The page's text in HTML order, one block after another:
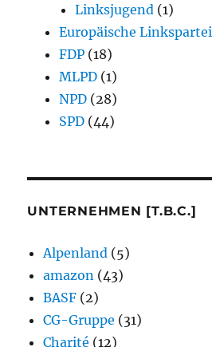
Linksjugend (1)
Europäische Linkspartei
FDP (18)
MLPD (1)
NPD (28)
SPD (44)
UNTERNEHMEN [T.B.C.]
Alpenland (5)
amazon (43)
BASF (2)
CG-Gruppe (31)
Charité (12)